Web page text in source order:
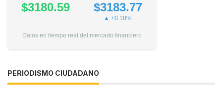
$3180.59 $3183.77
▲ +0.10%
Datos en tiempo real del mercado financiero
PERIODISMO CIUDADANO